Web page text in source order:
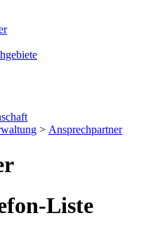
> Ansprechpartner
Liste